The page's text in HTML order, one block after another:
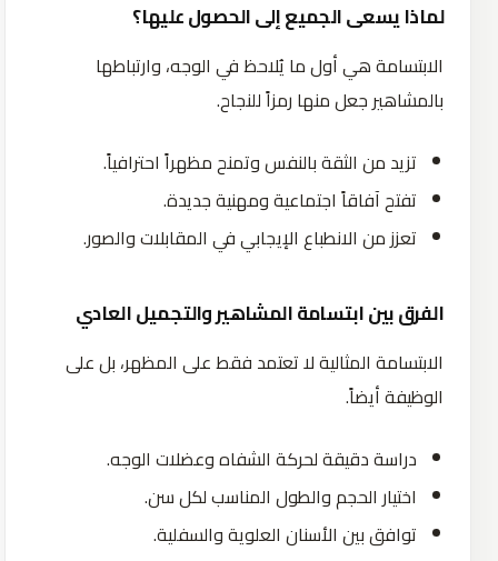
لماذا يسعى الجميع إلى الحصول عليها؟
الابتسامة هي أول ما يُلاحظ في الوجه، وارتباطها
بالمشاهير جعل منها رمزاً للنجاح.
تزيد من الثقة بالنفس وتمنح مظهراً احترافياً.
تفتح آفاقاً اجتماعية ومهنية جديدة.
تعزز من الانطباع الإيجابي في المقابلات والصور.
الفرق بين ابتسامة المشاهير والتجميل العادي
الابتسامة المثالية لا تعتمد فقط على المظهر، بل على
الوظيفة أيضاً.
دراسة دقيقة لحركة الشفاه وعضلات الوجه.
اختيار الحجم والطول المناسب لكل سن.
توافق بين الأسنان العلوية والسفلية.